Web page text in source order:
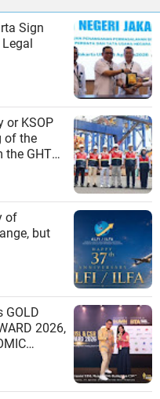
Sign
or KSOP
of the
the GHT
of
but
GOLD
2026,